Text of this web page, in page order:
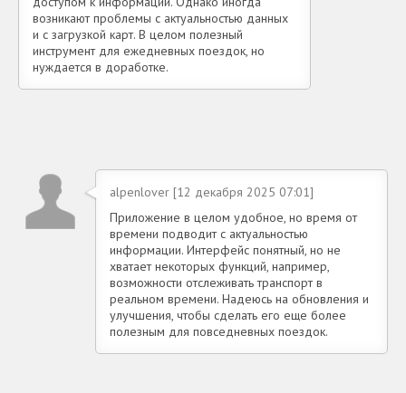
возникают проблемы с актуальностью данных
и с загрузкой карт. В целом полезный
инструмент для ежедневных поездок, но
нуждается в доработке.
alpenlover [12 декабря 2025 07:01]
Приложение в целом удобное, но время от
времени подводит с актуальностью
информации. Интерфейс понятный, но не
хватает некоторых функций, например,
возможности отслеживать транспорт в
реальном времени. Надеюсь на обновления и
улучшения, чтобы сделать его еще более
полезным для повседневных поездок.